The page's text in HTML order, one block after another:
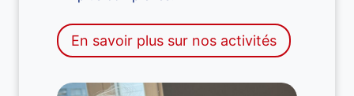
En savoir plus sur nos activités